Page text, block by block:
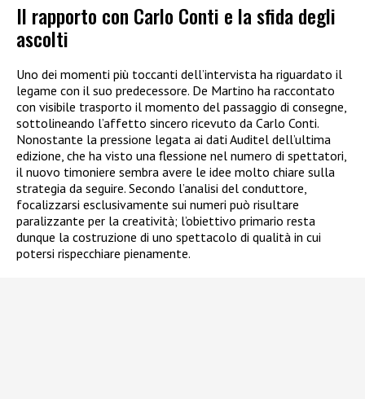
Il rapporto con Carlo Conti e la sfida degli
ascolti
Uno dei momenti più toccanti dell’intervista ha riguardato il
legame con il suo predecessore. De Martino ha raccontato
con visibile trasporto il momento del passaggio di consegne,
sottolineando l’affetto sincero ricevuto da Carlo Conti.
Nonostante la pressione legata ai dati Auditel dell’ultima
edizione, che ha visto una flessione nel numero di spettatori,
il nuovo timoniere sembra avere le idee molto chiare sulla
strategia da seguire. Secondo l’analisi del conduttore,
focalizzarsi esclusivamente sui numeri può risultare
paralizzante per la creatività; l’obiettivo primario resta
dunque la costruzione di uno spettacolo di qualità in cui
potersi rispecchiare pienamente.